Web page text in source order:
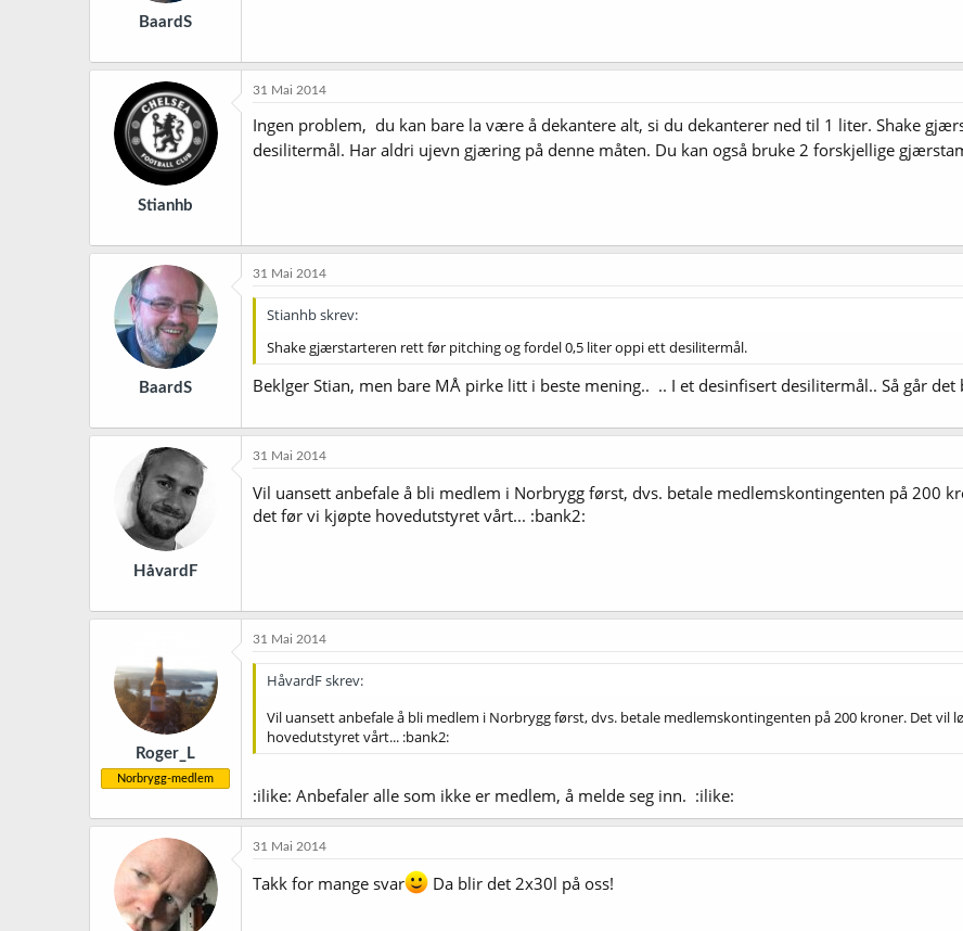
BaardS
Stianhb
31 Mai 2014
Ingen problem, du kan bare la være å dekantere alt, si du dekanterer ned til 1 liter. Shake
desilitermål. Har aldri ujevn gjæring på denne måten. Du kan også bruke 2 forskjellige
BaardS
31 Mai 2014
Stianhb skrev:
Shake gjærstarteren rett før pitching og fordel 0,5 liter oppi ett desilitermål.
Beklger Stian, men bare MÅ pirke litt i beste mening.. .. I et desinfisert desilitermål.. Så går det
HåvardF
31 Mai 2014
Vil uansett anbefale å bli medlem i Norbrygg først, dvs. betale medlemskontingenten på 200
det før vi kjøpte hovedutstyret vårt... :bank2:
Roger_L
Norbrygg-medlem
31 Mai 2014
HåvardF skrev:
Vil uansett anbefale å bli medlem i Norbrygg først, dvs. betale medlemskontingenten på 200 kroner. Det vil
hovedutstyret vårt... :bank2:
:ilike: Anbefaler alle som ikke er medlem, å melde seg inn. :ilike:
31 Mai 2014
Takk for mange svar Da blir det 2x30l på oss!